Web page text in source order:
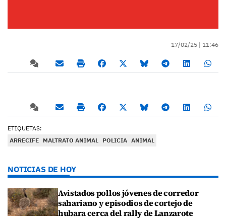
17/02/25 | 11:46
ETIQUETAS:
ARRECIFE MALTRATO ANIMAL POLICIA ANIMAL
NOTICIAS DE HOY
Avistados pollos jóvenes de corredor
sahariano y episodios de cortejo de
hubara cerca del rally de Lanzarote